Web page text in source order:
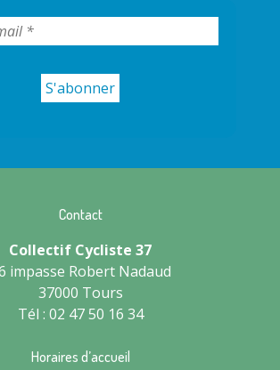
Contact
Collectif Cycliste 37
impasse Robert Nadaud
37000 Tours
Tél : 02 47 50 16 34
Horaires d’accueil